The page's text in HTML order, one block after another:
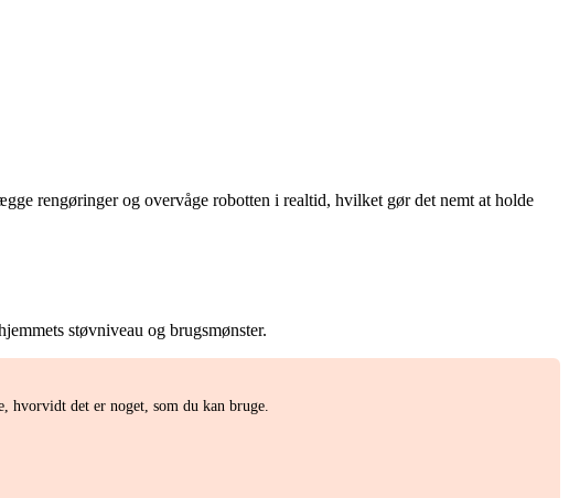
rengøringer og overvåge robotten i realtid, hvilket gør det nemt at holde
støvniveau og brugsmønster.
hvorvidt det er noget, som du kan bruge.